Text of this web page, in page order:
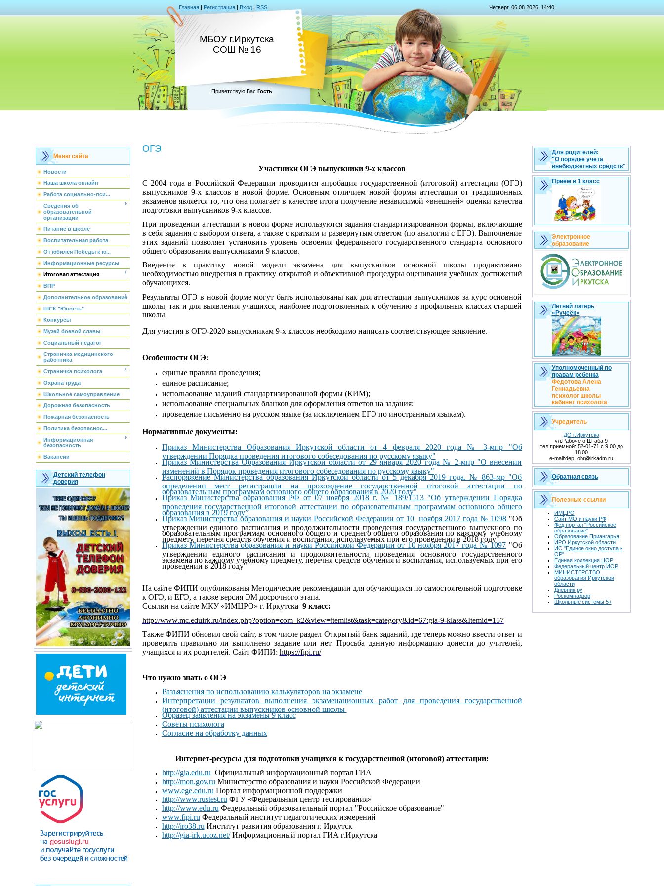
Главная | Регистрация | Вход | RSS Четверг, 06.08.2026, 14:40
МБОУ г.Иркутска
СОШ № 16
Приветствую Вас Гость
Меню сайта
Новости
Наша школа онлайн
Работа социально-пси...
Сведения об
образовательной
организации
Питание в школе
Воспитательная работа
От юбилея Победы к ю...
Информационные ресурсы
Итоговая аттестация
ВПР
Дополнительное образование
ШСК "Юность"
Конкурсы
Музей боевой славы
Социальный педагог
Страничка медицинского
работника
Страничка психолога
Охрана труда
Школьное самоуправление
Дорожная безопасность
Пожарная безопасность
Политика безопаснос...
Информационная
безопасность
Вакансии
Детский телефон
доверия
ОГЭ
Участники ОГЭ выпускники 9-х классов
С 2004 года в Российской Федерации проводится апробация государственной (итоговой) аттестации (ОГЭ)
выпускников 9-х классов в новой форме. Основным отличием новой формы аттестации от традиционных
экзаменов является то, что она полагает в качестве итога получение независимой «внешней» оценки качества
подготовки выпускников 9-х классов.
При проведении аттестации в новой форме используются задания стандартизированной формы, включающие
в себя задания с выбором ответа, а также с кратким и развернутым ответом (по аналогии с ЕГЭ). Выполнение
этих заданий позволяет установить уровень освоения федерального государственного стандарта основного
общего образования выпускниками 9 классов.
Введение в практику новой модели экзамена для выпускников основной школы продиктовано
необходимостью внедрения в практику открытой и объективной процедуры оценивания учебных достижений
обучающихся.
Результаты ОГЭ в новой форме могут быть использованы как для аттестации выпускников за курс основной
школы, так и для выявления учащихся, наиболее подготовленных к обучению в профильных классах старшей
школы.
Для участия в ОГЭ-2020 выпускникам 9-х классов необходимо написать соответствующее заявление.
Особенности ОГЭ:
единые правила проведения;
единое расписание;
использование заданий стандартизированной формы (КИМ);
использование специальных бланков для оформления ответов на задания;
проведение письменно на русском языке (за исключением ЕГЭ по иностранным языкам).
Нормативные документы:
Приказ Министерства Образования Иркутской области от 4 февраля 2020 года № 3-мпр "Об
утверждении Порядка проведения итогового собеседования по русскому языку"
Приказ Министерства Образования Иркутской области от 29 января 2020 года № 2-мпр "О внесении
изменений в Порядок проведения итогового собеседования по русскому языку"
Распоряжение Министерства образования Иркутской области от 5 декабря 2019 года. № 863-мр "Об
определении мест регистрации на прохождение государственной итоговой аттестации по
образовательным программам основного общего образования в 2020 году"
Приказ Министерства образования РФ от 07 ноября 2018 г. № 189/1513 "Об утверждении Порядка
проведения государственной итоговой аттестации по образовательным программам основного общего
образования в 2019 году”
Приказ Министерства образования и науки Российской Федерации от 10 ноября 2017 года № 1098 "Об
утверждении единого расписания и продолжительности проведения государственного выпускного по
образовательным программам основного общего и среднего общего образования по каждому учебному
предмету, перечня средств обучения и воспитания, используемых при его проведении в 2018 году"
Приказ Министерства образования и науки Российской Федерации от 10 ноября 2017 года № 1097 "Об
утверждении единого расписания и продолжительности проведения основного государственного
экзамена по каждому учебному предмету, перечня средств обучения и воспитания, используемых при его
проведении в 2018 году"
На сайте ФИПИ опубликованы Методические рекомендации для обучающихся по самостоятельной подготовке
к ОГЭ, и ЕГЭ, а также версия ЭМ досрочного этапа.
Ссылки на сайте МКУ «ИМЦРО» г. Иркутска 9 класс:
http://www.mc.eduirk.ru/index.php?option=com_k2&view=itemlist&task=category&id=67:gia-9-klass&Itemid=157
Также ФИПИ обновил свой сайт, в том числе раздел Открытый банк заданий, где теперь можно ввести ответ и
проверить правильно ли выполнено задание или нет. Просьба данную информацию донести до учителей,
учащихся и их родителей. Сайт ФИПИ: https://fipi.ru/
Что нужно знать о ОГЭ
Разъяснения по использованию калькуляторов на экзамене
Интерпретации результатов выполнения экзаменационных работ для проведения государственной
(итоговой) аттестации выпускников основной школы
Образец заявления на экзамены 9 класс
Советы психолога
Согласие на обработку данных
Интернет-ресурсы для подготовки учащихся к государственной (итоговой) аттестации:
http://gia.edu.ru Официальный информационный портал ГИА
http://mon.gov.ru Министерство образования и науки Российской Федерации
www.ege.edu.ru Портал информационной поддержки
http://www.rustest.ru ФГУ «Федеральный центр тестирования»
http://www.edu.ru Федеральный образовательный портал "Российское образование"
www.fipi.ru Федеральный институт педагогических измерений
http://iro38.ru Институт развития образования г. Иркутск
http://gia-irk.ucoz.net/Информационный портал ГИА г.Иркутска
Для родителей:
"О порядке учета
внебюджетных средств"
Приём в 1 класс
Электронное
образование
Летний лагерь
«Ручеёк»
Уполномоченный по
правам ребенка
Федотова Алена
Геннадьевна
психолог школы
кабинет психолога
Учредитель
ДО г.Иркутска
ул.Рабочего Штаба 9
тел.приемной: 52-01-71 с 9.00 до
18.00
e-mail:dep_obr@irkadm.ru
Обратная связь
Полезные ссылки
ИМЦРО
Сайт МО и науки РФ
Фед.портал "Российское
образование"
Образование Приангарья
ИРО Иркутской области
ИС "Единое окно доступа к
ОР"
Единая коллекция ЦОР
Федеральный центр ИОР
МИНИСТЕРСТВО
образования Иркутской
области
Дневник.ру
Роскомнадзор
Школьные системы 5+